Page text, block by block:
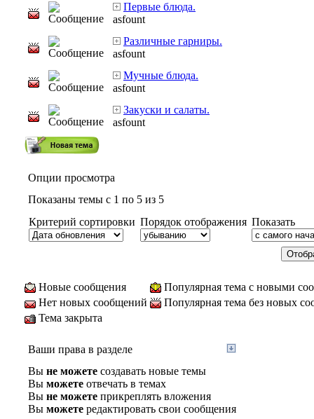
Первые блюда.
asfount
Различные гарниры.
asfount
Мучные блюда.
asfount
Закуски и салаты.
asfount
Опции просмотра
Показаны темы с 1 по 5 из 5
Критерий сортировки Порядок отображения Показать
Новые сообщения
Популярная тема с новыми
Нет новых сообщений
Популярная тема без новых
Тема закрыта
Ваши права в разделе
Вы не можете создавать новые темы
Вы можете отвечать в темах
Вы не можете прикреплять вложения
Вы можете редактировать свои сообщения